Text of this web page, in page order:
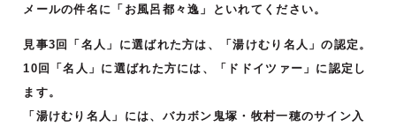
メールの件名に「お風呂都々逸」といれてください。
見事3回「名人」に選ばれた方は、「湯けむり名人」の認定。
10回「名人」に選ばれた方には、「ドドイツァー」に認定し
ます。
「湯けむり名人」には、バカボン鬼塚・牧村一穂のサイン入